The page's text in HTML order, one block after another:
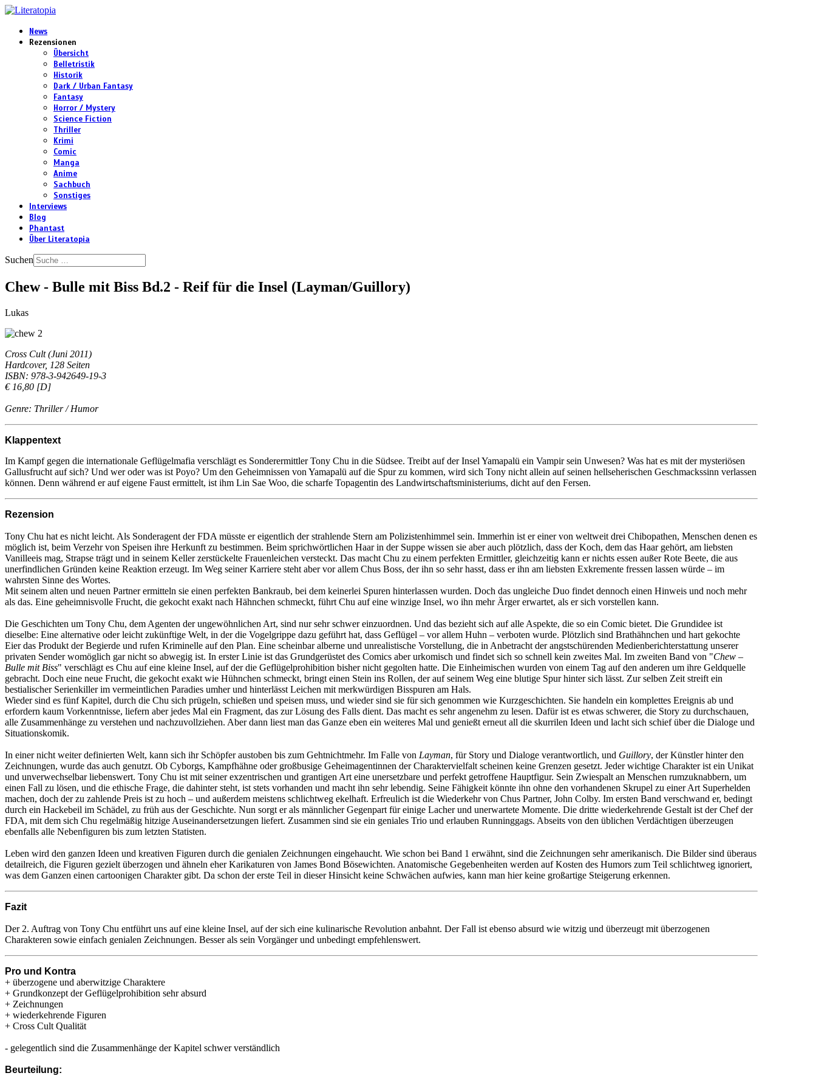
News
Rezensionen
Übersicht
Belletristik
Historik
Dark / Urban Fantasy
Fantasy
Horror / Mystery
Science Fiction
Thriller
Krimi
Comic
Manga
Anime
Sachbuch
Sonstiges
Interviews
Blog
Phantast
Über Literatopia
Suchen
Chew - Bulle mit Biss Bd.2 - Reif für die Insel (Layman/Guillory)
Lukas
Cross Cult (Juni 2011)
Hardcover, 128 Seiten
ISBN: 978-3-942649-19-3
€ 16,80 [D]
Genre: Thriller / Humor
Klappentext
Im Kampf gegen die internationale Geflügelmafia verschlägt es Sonderermittler Tony Chu in die Südsee. Treibt auf der Insel Yamapalü ein Vampir sein Unwesen? Was hat es mit der mysteriösen
Gallusfrucht auf sich? Und wer oder was ist Poyo? Um den Geheimnissen von Yamapalü auf die Spur zu kommen, wird sich Tony nicht allein auf seinen hellseherischen Geschmackssinn verlassen
können. Denn während er auf eigene Faust ermittelt, ist ihm Lin Sae Woo, die scharfe Topagentin des Landwirtschaftsministeriums, dicht auf den Fersen.
Rezension
Tony Chu hat es nicht leicht. Als Sonderagent der FDA müsste er eigentlich der strahlende Stern am Polizistenhimmel sein. Immerhin ist er einer von weltweit drei Chibopathen, Menschen denen es
möglich ist, beim Verzehr von Speisen ihre Herkunft zu bestimmen. Beim sprichwörtlichen Haar in der Suppe wissen sie aber auch plötzlich, dass der Koch, dem das Haar gehört, am liebsten
Vanilleeis mag, Strapse trägt und in seinem Keller zerstückelte Frauenleichen versteckt. Das macht Chu zu einem perfekten Ermittler, gleichzeitig kann er nichts essen außer Rote Beete, die aus
unerfindlichen Gründen keine Reaktion erzeugt. Im Weg seiner Karriere steht aber vor allem Chus Boss, der ihn so sehr hasst, dass er ihn am liebsten Exkremente fressen lassen würde – im
wahrsten Sinne des Wortes.
Mit seinem alten und neuen Partner ermitteln sie einen perfekten Bankraub, bei dem keinerlei Spuren hinterlassen wurden. Doch das ungleiche Duo findet dennoch einen Hinweis und noch mehr
als das. Eine geheimnisvolle Frucht, die gekocht exakt nach Hähnchen schmeckt, führt Chu auf eine winzige Insel, wo ihn mehr Ärger erwartet, als er sich vorstellen kann.
Die Geschichten um Tony Chu, dem Agenten der ungewöhnlichen Art, sind nur sehr schwer einzuordnen. Und das bezieht sich auf alle Aspekte, die so ein Comic bietet. Die Grundidee ist
dieselbe: Eine alternative oder leicht zukünftige Welt, in der die Vogelgrippe dazu geführt hat, dass Geflügel – vor allem Huhn – verboten wurde. Plötzlich sind Brathähnchen und hart gekochte
Eier das Produkt der Begierde und rufen Kriminelle auf den Plan. Eine scheinbar alberne und unrealistische Vorstellung, die in Anbetracht der angstschürenden Medienberichterstattung unserer
privaten Sender womöglich gar nicht so abwegig ist. In erster Linie ist das Grundgerüstet des Comics aber urkomisch und findet sich so schnell kein zweites Mal. Im zweiten Band von "Chew –
Bulle mit Biss" verschlägt es Chu auf eine kleine Insel, auf der die Geflügelprohibition bisher nicht gegolten hatte. Die Einheimischen wurden von einem Tag auf den anderen um ihre Geldquelle
gebracht. Doch eine neue Frucht, die gekocht exakt wie Hühnchen schmeckt, bringt einen Stein ins Rollen, der auf seinem Weg eine blutige Spur hinter sich lässt. Zur selben Zeit streift ein
bestialischer Serienkiller im vermeintlichen Paradies umher und hinterlässt Leichen mit merkwürdigen Bisspuren am Hals.
Wieder sind es fünf Kapitel, durch die Chu sich prügeln, schießen und speisen muss, und wieder sind sie für sich genommen wie Kurzgeschichten. Sie handeln ein komplettes Ereignis ab und
erfordern kaum Vorkenntnisse, liefern aber jedes Mal ein Fragment, das zur Lösung des Falls dient. Das macht es sehr angenehm zu lesen. Dafür ist es etwas schwerer, die Story zu durchschauen,
alle Zusammenhänge zu verstehen und nachzuvollziehen. Aber dann liest man das Ganze eben ein weiteres Mal und genießt erneut all die skurrilen Ideen und lacht sich schief über die Dialoge und
Situationskomik.
In einer nicht weiter definierten Welt, kann sich ihr Schöpfer austoben bis zum Gehtnichtmehr. Im Falle von Layman, für Story und Dialoge verantwortlich, und Guillory, der Künstler hinter den
Zeichnungen, wurde das auch genutzt. Ob Cyborgs, Kampfhähne oder großbusige Geheimagentinnen der Charaktervielfalt scheinen keine Grenzen gesetzt. Jeder wichtige Charakter ist ein Unikat
und unverwechselbar liebenswert. Tony Chu ist mit seiner exzentrischen und grantigen Art eine unersetzbare und perfekt getroffene Hauptfigur. Sein Zwiespalt an Menschen rumzuknabbern, um
einen Fall zu lösen, und die ethische Frage, die dahinter steht, ist stets vorhanden und macht ihn sehr lebendig. Seine Fähigkeit könnte ihn ohne den vorhandenen Skrupel zu einer Art Superhelden
machen, doch der zu zahlende Preis ist zu hoch – und außerdem meistens schlichtweg ekelhaft. Erfreulich ist die Wiederkehr von Chus Partner, John Colby. Im ersten Band verschwand er, bedingt
durch ein Hackebeil im Schädel, zu früh aus der Geschichte. Nun sorgt er als männlicher Gegenpart für einige Lacher und unerwartete Momente. Die dritte wiederkehrende Gestalt ist der Chef der
FDA, mit dem sich Chu regelmäßig hitzige Auseinandersetzungen liefert. Zusammen sind sie ein geniales Trio und erlauben Runninggags. Abseits von den üblichen Verdächtigen überzeugen
ebenfalls alle Nebenfiguren bis zum letzten Statisten.
Leben wird den ganzen Ideen und kreativen Figuren durch die genialen Zeichnungen eingehaucht. Wie schon bei Band 1 erwähnt, sind die Zeichnungen sehr amerikanisch. Die Bilder sind überaus
detailreich, die Figuren gezielt überzogen und ähneln eher Karikaturen von James Bond Bösewichten. Anatomische Gegebenheiten werden auf Kosten des Humors zum Teil schlichtweg ignoriert,
was dem Ganzen einen cartoonigen Charakter gibt. Da schon der erste Teil in dieser Hinsicht keine Schwächen aufwies, kann man hier keine großartige Steigerung erkennen.
Fazit
Der 2. Auftrag von Tony Chu entführt uns auf eine kleine Insel, auf der sich eine kulinarische Revolution anbahnt. Der Fall ist ebenso absurd wie witzig und überzeugt mit überzogenen
Charakteren sowie einfach genialen Zeichnungen. Besser als sein Vorgänger und unbedingt empfehlenswert.
Pro und Kontra
+ überzogene und aberwitzige Charaktere
+ Grundkonzept der Geflügelprohibition sehr absurd
+ Zeichnungen
+ wiederkehrende Figuren
+ Cross Cult Qualität
- gelegentlich sind die Zusammenhänge der Kapitel schwer verständlich
Beurteilung: